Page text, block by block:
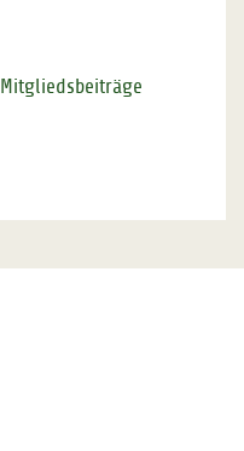
Mitgliedsbeiträge